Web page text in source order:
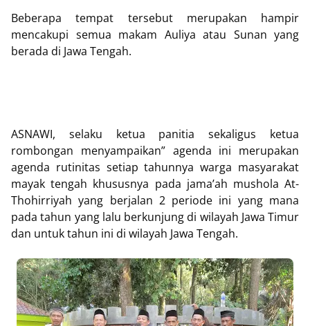
Beberapa tempat tersebut merupakan hampir
mencakupi semua makam Auliya atau Sunan yang
berada di Jawa Tengah.
ASNAWI, selaku ketua panitia sekaligus ketua
rombongan menyampaikan” agenda ini merupakan
agenda rutinitas setiap tahunnya warga masyarakat
mayak tengah khususnya pada jama’ah mushola At-
Thohirriyah yang berjalan 2 periode ini yang mana
pada tahun yang lalu berkunjung di wilayah Jawa Timur
dan untuk tahun ini di wilayah Jawa Tengah.